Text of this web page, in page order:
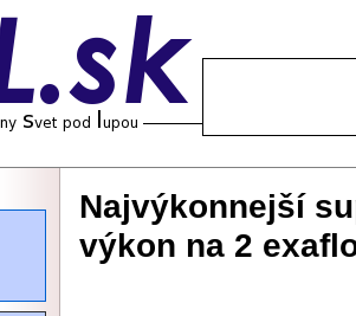
Najvýkonnejší
výkon na 2